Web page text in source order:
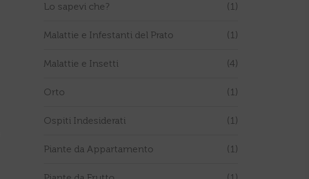
Lo sapevi che? (1)
Malattie e Infestanti del Prato (1)
Malattie e Insetti (4)
Orto (1)
Ospiti Indesiderati (1)
Piante da Appartamento (1)